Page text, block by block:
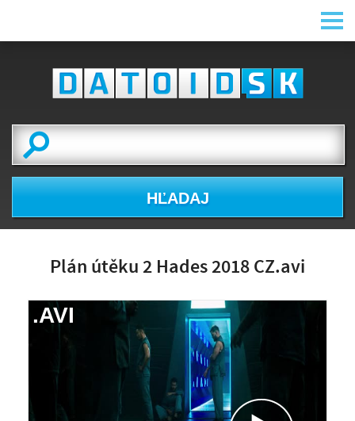
HĽADAJ
Plán útěku 2 Hades 2018 CZ.avi
NÁHĽAD VIDEA
NIE JE K DISPOZÍCII
.AVI